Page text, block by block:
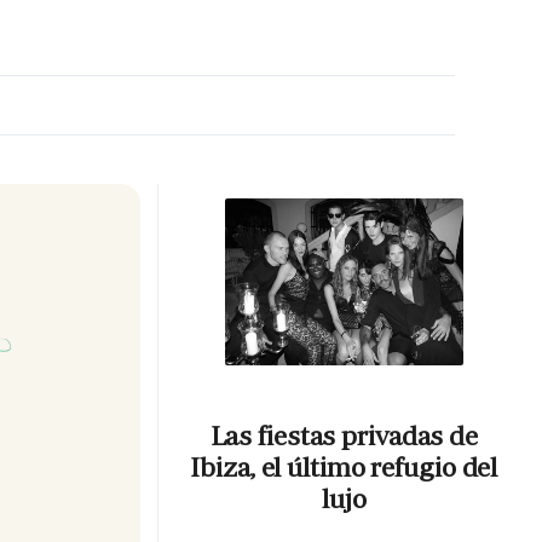
Las fiestas privadas de
Ibiza, el último refugio del
lujo